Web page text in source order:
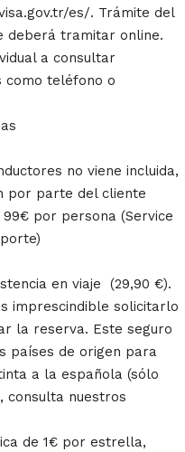
es/. Trámite del
deberá tramitar online.
a consultar
como teléfono o
no viene incluida,
por parte del cliente
por persona (Service
en viaje (29,90 €).
imprescindible solicitarlo
la reserva. Este seguro
países de origen para
a la española (sólo
consulta nuestros
de 1€ por estrella,